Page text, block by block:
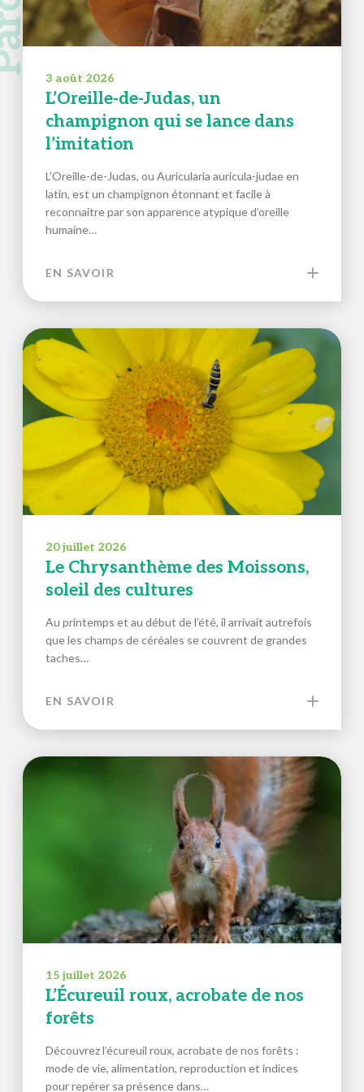
3 août 2026
L’Oreille-de-Judas, un
champignon qui se lance dans
l’imitation
L’Oreille-de-Judas, ou Auricularia auricula-judae en
latin, est un champignon étonnant et facile à
reconnaitre par son apparence atypique d’oreille
humaine…
EN SAVOIR
20 juillet 2026
Le Chrysanthème des Moissons,
soleil des cultures
Au printemps et au début de l’été, il arrivait autrefois
que les champs de céréales se couvrent de grandes
taches…
EN SAVOIR
15 juillet 2026
L’Écureuil roux, acrobate de nos
forêts
Découvrez l’écureuil roux, acrobate de nos forêts :
mode de vie, alimentation, reproduction et indices
pour repérer sa présence dans…